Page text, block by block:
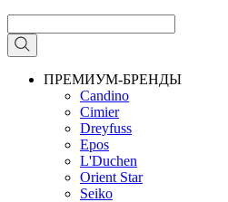
ПРЕМИУМ-БРЕНДЫ
Candino
Cimier
Dreyfuss
Epos
L'Duchen
Orient Star
Seiko